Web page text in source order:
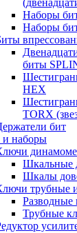
Наборы
Наборы
биты
HEX
TORX
бит
наборы
Шкальные
Шкалы
трубные
Разводные
Трубные